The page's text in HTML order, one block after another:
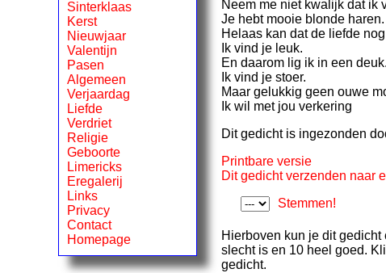
Sinterklaas
Kerst
Nieuwjaar
Valentijn
Pasen
Algemeen
Verjaardag
Liefde
Verdriet
Religie
Geboorte
Limericks
Eregalerij
Links
Privacy
Contact
Homepage
Neem me niet kwalijk dat ik
Je hebt mooie blonde haren.
Helaas kan dat de liefde
Ik vind je leuk.
En daarom lig ik in een deuk.
Ik vind je stoer.
Maar gelukkig geen ouwe
Ik wil met jou verkering
Dit gedicht is ingezonden
Printbare versie
Dit gedicht verzenden naar
Stemmen!
Hierboven kun je dit
slecht is en 10 heel goed.
gedicht.